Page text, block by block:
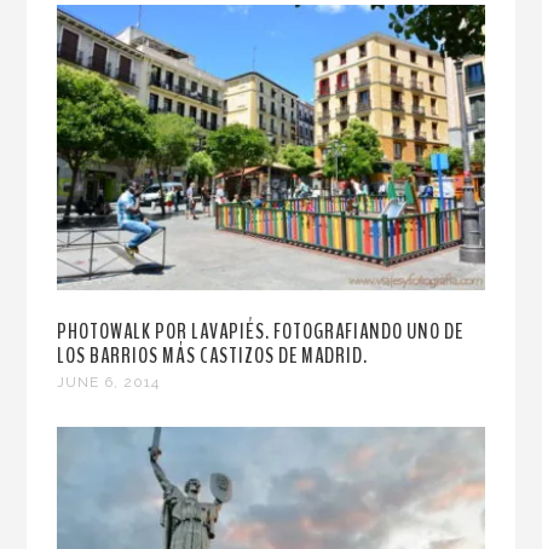
PHOTOWALK POR LAVAPIÉS. FOTOGRAFIANDO UNO DE
LOS BARRIOS MÁS CASTIZOS DE MADRID.
JUNE 6, 2014